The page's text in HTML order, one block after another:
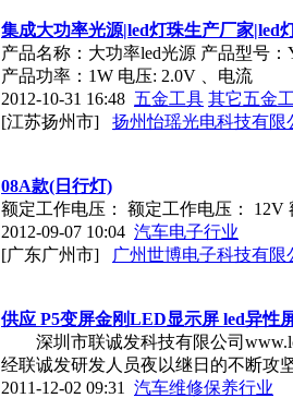
集成大功率光源|led灯珠生产厂家|led
产品名称：大功率led光源 产品型号
产品功率：1W 电压: 2.0V 、电流
2012-10-31 16:48 五金工具 其它五金
[江苏扬州市]
扬州怡瑶光电科技有限
08A款(日行灯)
额定工作电压： 额定工作电压： 12V
2012-09-07 10:04 汽车电子行业
[广东广州市]
广州世博电子科技有
供应 P5变屏金刚LED显示屏 led异性
深圳市联诚发科技有限公司
经联诚发研发人员夜以继日的不断攻
2011-12-02 09:31 汽车维修保养行业